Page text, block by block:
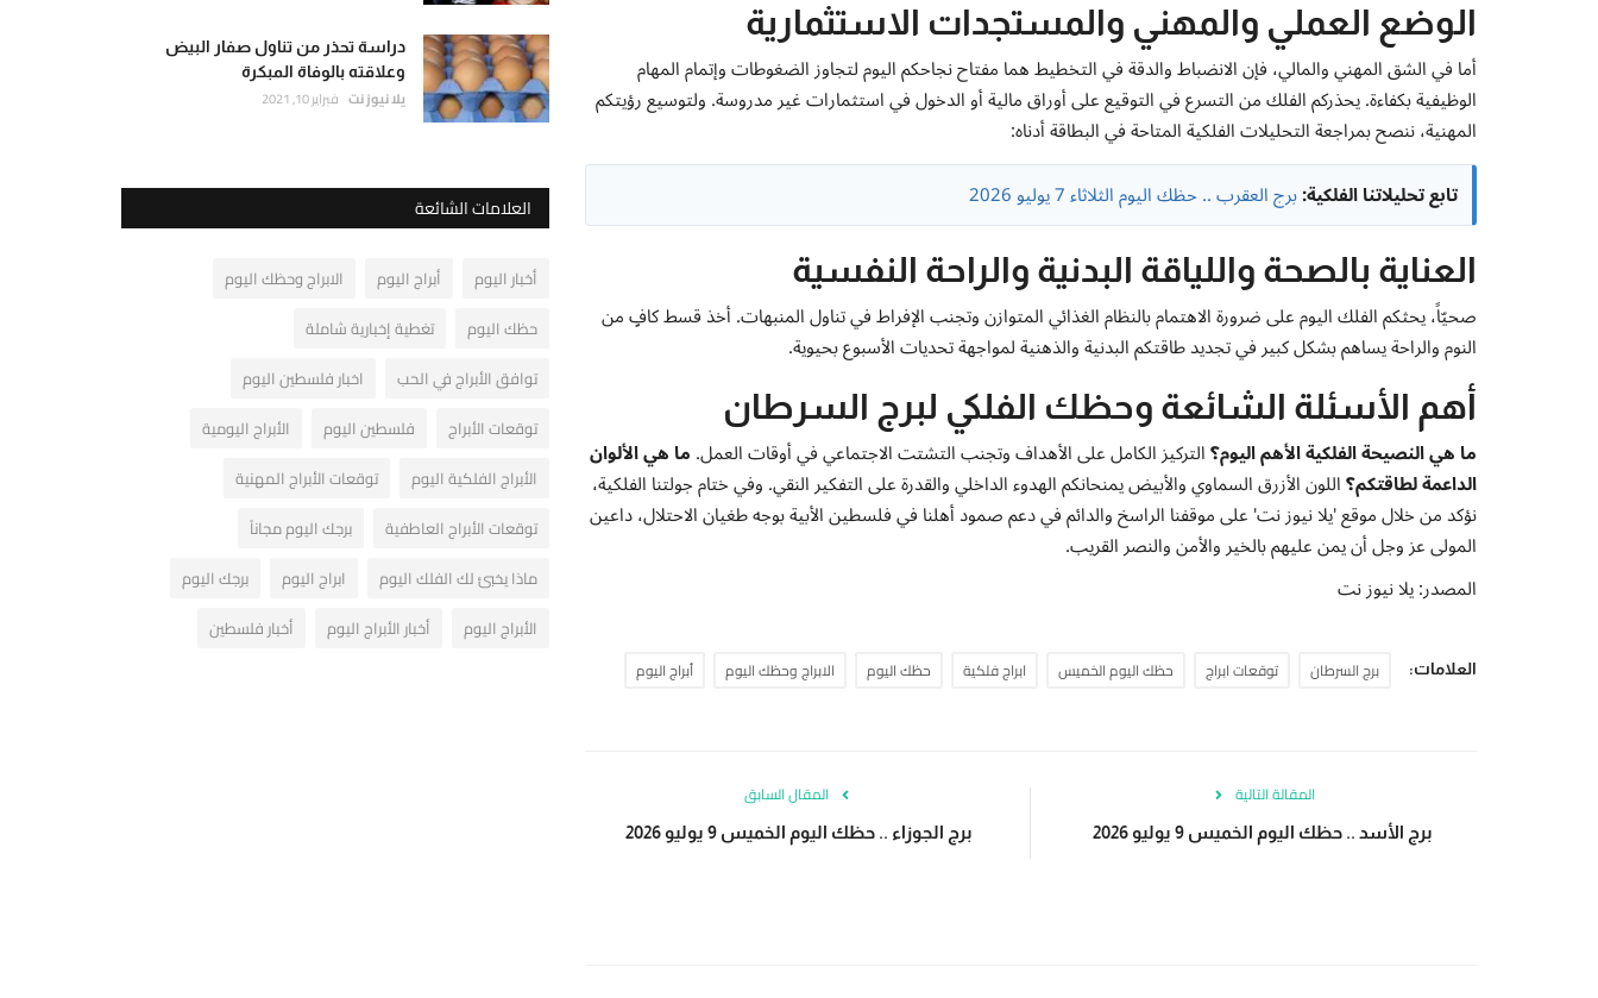
الوضع العملي والمهني والمستجدات الاستثمارية
أما في الشق المهني والمالي، فإن الانضباط والدقة في التخطيط هما مفتاح نجاحكم اليوم لتجاوز الضغوطات وإتمام المهام
الوظيفية بكفاءة. يحذركم الفلك من التسرع في التوقيع على أوراق مالية أو الدخول في استثمارات غير مدروسة. ولتوسيع رؤيتكم
المهنية، ننصح بمراجعة التحليلات الفلكية المتاحة في البطاقة أدناه:
تابع تحليلاتنا الفلكية:برج العقرب .. حظك اليوم الثلاثاء 7 يوليو 2026
العناية بالصحة واللياقة البدنية والراحة النفسية
صحيّاً، يحثكم الفلك اليوم على ضرورة الاهتمام بالنظام الغذائي المتوازن وتجنب الإفراط في تناول المنبهات. أخذ قسط كافٍ من
النوم والراحة يساهم بشكل كبير في تجديد طاقتكم البدنية والذهنية لمواجهة تحديات الأسبوع بحيوية.
أهم الأسئلة الشائعة وحظك الفلكي لبرج السرطان
ما هي النصيحة الفلكية الأهم اليوم؟التركيز الكامل على الأهداف وتجنب التشتت الاجتماعي في أوقات العمل.ما هي الألوان
الداعمة لطاقتكم؟اللون الأزرق السماوي والأبيض يمنحانكم الهدوء الداخلي والقدرة على التفكير النقي. وفي ختام جولتنا الفلكية،
نؤكد من خلال موقع 'يلا نيوز نت' على موقفنا الراسخ والدائم في دعم صمود أهلنا في فلسطين الأبية بوجه طغيان الاحتلال، داعين
المولى عز وجل أن يمن عليهم بالخير والأمن والنصر القريب.
المصدر: يلا نيوز نت
العلامات: برج السرطان توقعات ابراج حظك اليوم الخميس ابراج فلكية حظك اليوم الابراج وحظك اليوم أبراج اليوم
المقال السابق
برج الجوزاء .. حظك اليوم الخميس 9 يوليو 2026
المقالة التالية
برج الأسد .. حظك اليوم الخميس 9 يوليو 2026
دراسة تحذر من تناول صفار البيض
وعلاقته بالوفاة المبكرة
يلا نيوز نت فبراير 10, 2021
العلامات الشائعة
أخبار اليوم أبراج اليوم
الابراج وحظك اليوم
حظك اليوم
تغطية إخبارية شاملة
توافق الأبراج في الحب
اخبار فلسطين اليوم
توقعات الأبراج
فلسطين اليوم
الأبراج اليومية
الأبراج الفلكية اليوم
توقعات الأبراج المهنية
توقعات الأبراج العاطفية
برجك اليوم مجاناً
ماذا يخبئ لك الفلك اليوم
ابراج اليوم
برجك اليوم
الأبراج اليوم
أخبار الأبراج اليوم أخبار فلسطين